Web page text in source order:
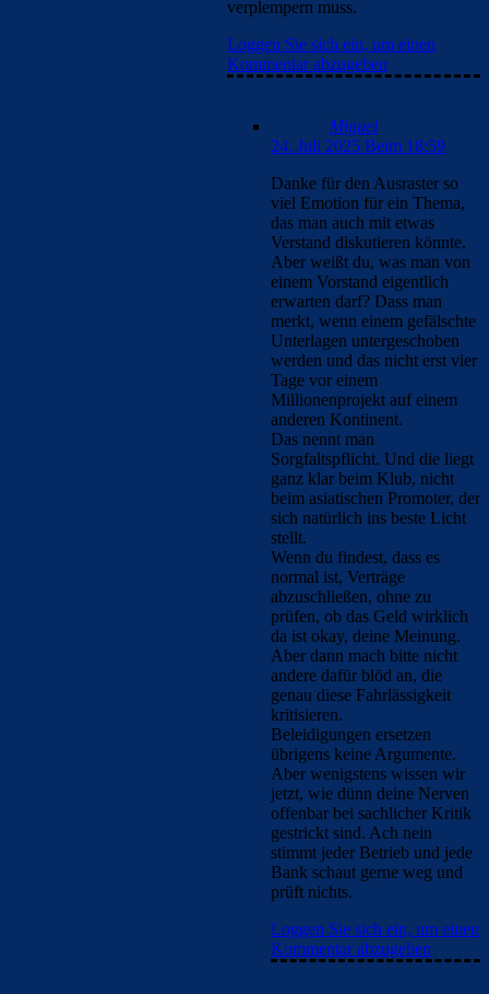
verplempern muss.
Loggen Sie sich ein, um einen
Kommentar abzugeben
Miguel
24. Juli 2025 Beim 18:59
Danke für den Ausraster so
viel Emotion für ein Thema,
das man auch mit etwas
Verstand diskutieren könnte.
Aber weißt du, was man von
einem Vorstand eigentlich
erwarten darf? Dass man
merkt, wenn einem gefälschte
Unterlagen untergeschoben
werden und das nicht erst vier
Tage vor einem
Millionenprojekt auf einem
anderen Kontinent.
Das nennt man
Sorgfaltspflicht. Und die liegt
ganz klar beim Klub, nicht
beim asiatischen Promoter, der
sich natürlich ins beste Licht
stellt.
Wenn du findest, dass es
normal ist, Verträge
abzuschließen, ohne zu
prüfen, ob das Geld wirklich
da ist okay, deine Meinung.
Aber dann mach bitte nicht
andere dafür blöd an, die
genau diese Fahrlässigkeit
kritisieren.
Beleidigungen ersetzen
übrigens keine Argumente.
Aber wenigstens wissen wir
jetzt, wie dünn deine Nerven
offenbar bei sachlicher Kritik
gestrickt sind. Ach nein
stimmt jeder Betrieb und jede
Bank schaut gerne weg und
prüft nichts.
Loggen Sie sich ein, um einen
Kommentar abzugeben